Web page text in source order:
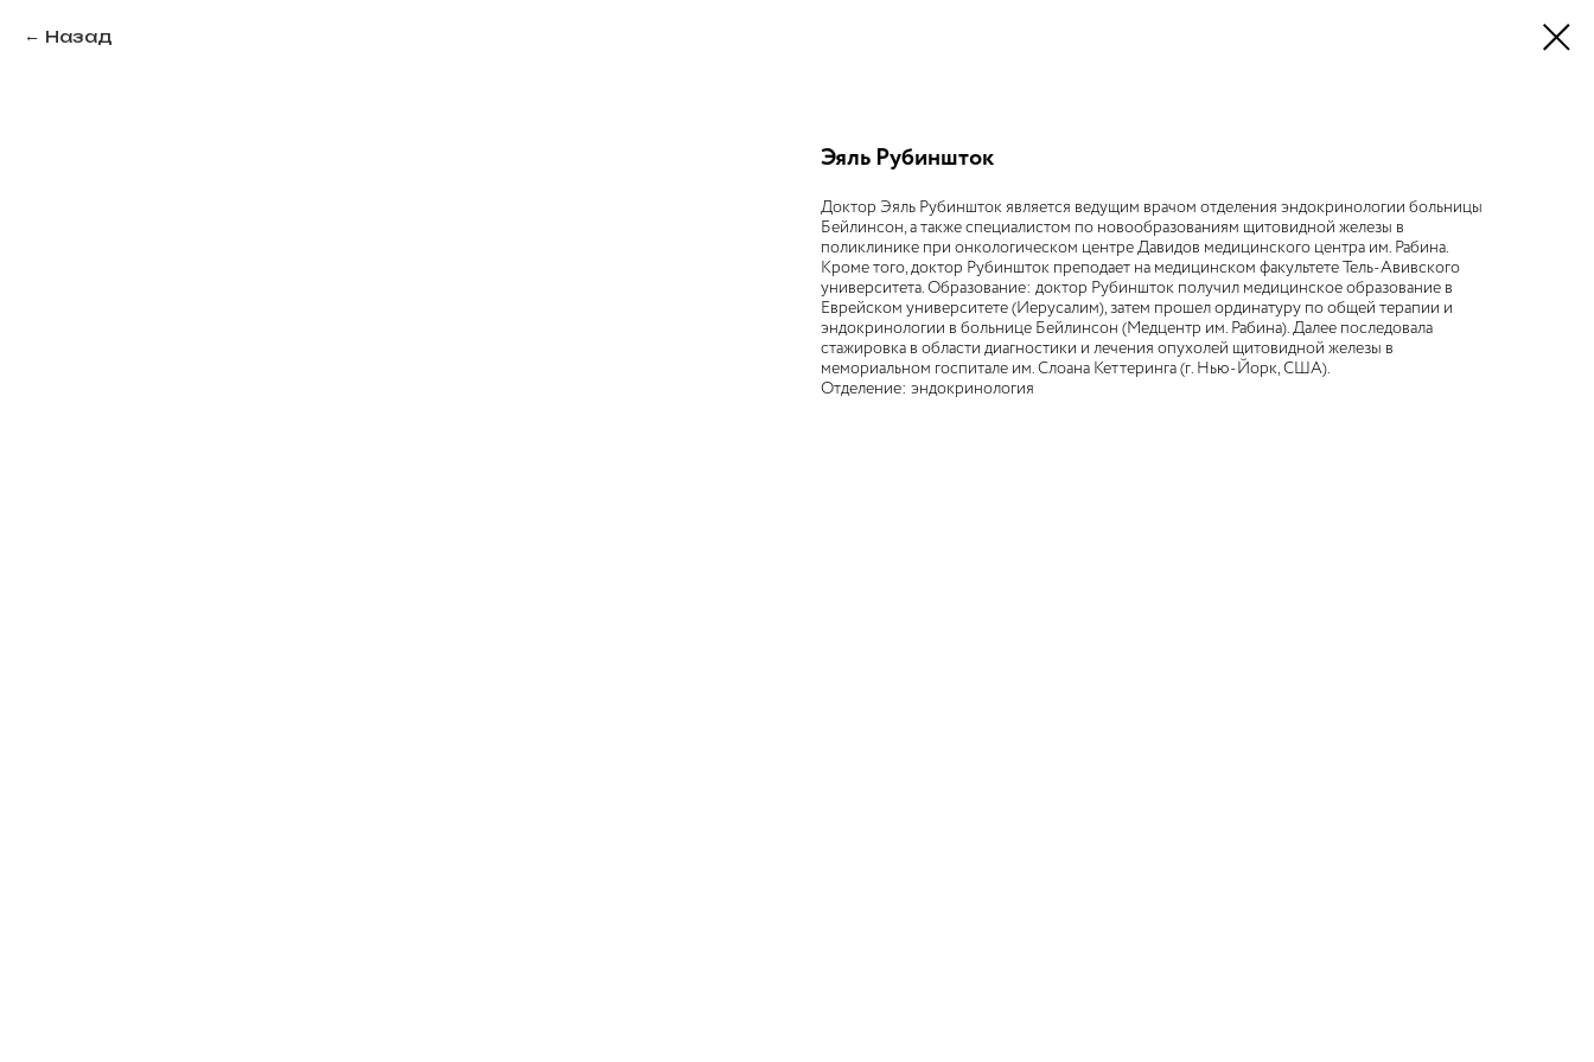
Назад
Эяль Рубиншток
Доктор Эяль Рубиншток является ведущим врачом отделения эндокринологии больницы
Бейлинсон, а также специалистом по новообразованиям щитовидной железы в
поликлинике при онкологическом центре Давидов медицинского центра им. Рабина.
Кроме того, доктор Рубиншток преподает на медицинском факультете Тель-Авивского
университета. Образование: доктор Рубиншток получил медицинское образование в
Еврейском университете (Иерусалим), затем прошел ординатуру по общей терапии и
эндокринологии в больнице Бейлинсон (Медцентр им. Рабина). Далее последовала
стажировка в области диагностики и лечения опухолей щитовидной железы в
мемориальном госпитале им. Слоана Кеттеринга (г. Нью-Йорк, США).
Отделение: эндокринология